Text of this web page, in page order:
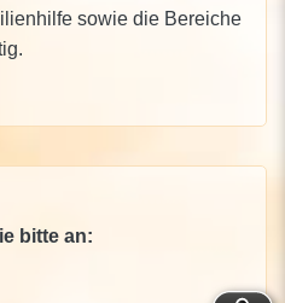
sowie die Bereiche
bitte an: